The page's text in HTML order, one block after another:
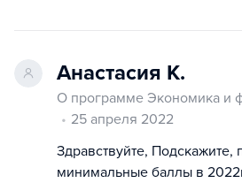
Анастасия К.
О программе Экономика и
25 апреля 2022
Здравствуйте, Подскажите,
минимальные баллы в